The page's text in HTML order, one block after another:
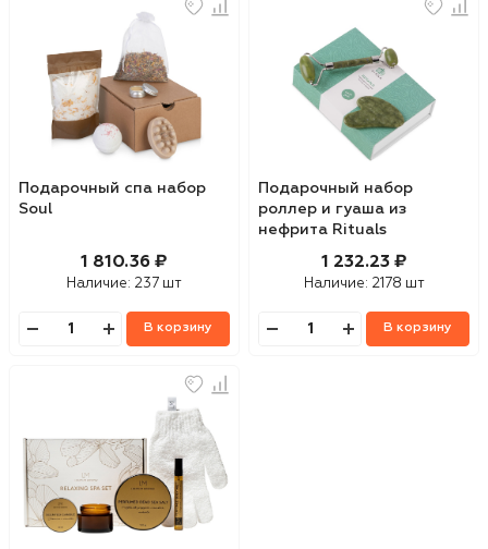
Подарочный спа набор
Soul
1 810.36 ₽
Наличие: 237 шт
В корзину
Подарочный набор
роллер и гуаша из
нефрита Rituals
1 232.23 ₽
Наличие: 2178 шт
В корзину